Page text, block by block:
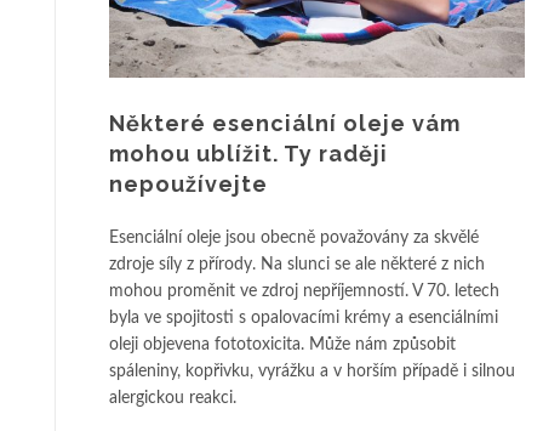
Některé esenciální oleje vám
mohou ublížit. Ty raději
nepoužívejte
Esenciální oleje jsou obecně považovány za skvělé
zdroje síly z přírody. Na slunci se ale některé z nich
mohou proměnit ve zdroj nepříjemností. V 70. letech
byla ve spojitosti s opalovacími krémy a esenciálními
oleji objevena fototoxicita. Může nám způsobit
spáleniny, kopřivku, vyrážku a v horším případě i silnou
alergickou reakci.